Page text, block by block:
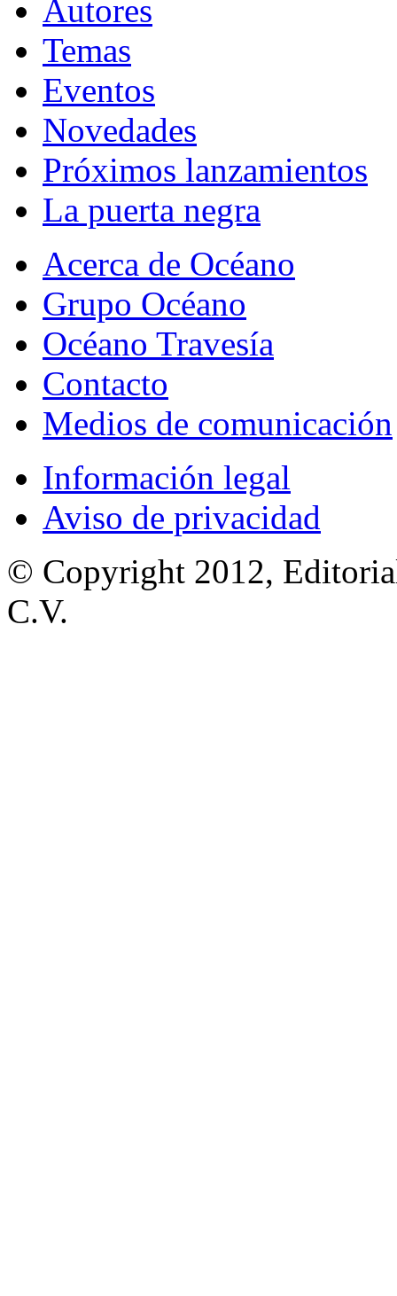
Autores
Temas
Eventos
Novedades
Próximos lanzamientos
La puerta negra
Acerca de Océano
Grupo Océano
Océano Travesía
Contacto
Medios de comunicación
Información legal
Aviso de privacidad
© Copyright 2012,
C.V.